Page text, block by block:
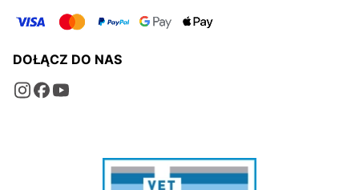
DOŁĄCZ DO NAS